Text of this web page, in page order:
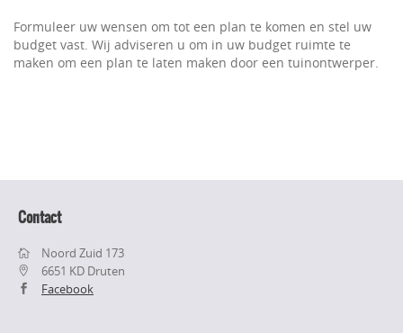
Formuleer uw wensen om tot een plan te komen en stel uw
budget vast. Wij adviseren u om in uw budget ruimte te
maken om een plan te laten maken door een tuinontwerper.
Contact
Noord Zuid 173
6651 KD Druten
Facebook